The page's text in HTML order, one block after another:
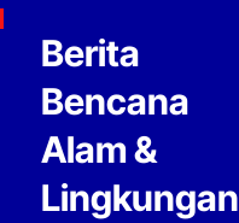
Skip to content
Berita
Bencana
Alam &
Lingkungan